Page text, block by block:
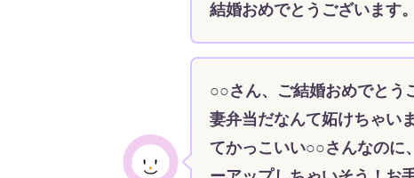
結婚おめでとうございます。
○○さん、ご結婚おめでとう
妻弁当だなんて妬けちゃい
てかっこいい○○さんなのに